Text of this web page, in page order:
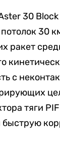
30
30
ракет
с
тяги